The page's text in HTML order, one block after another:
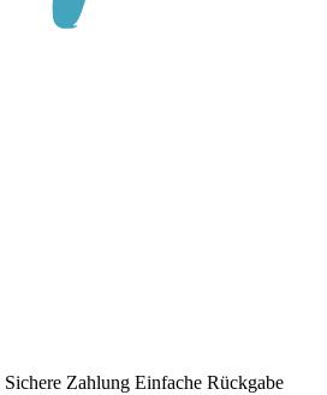
Sichere Zahlung Einfache Rückgabe